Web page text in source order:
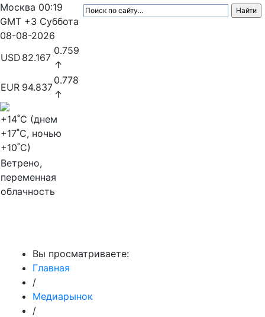
Москва 00:19
GMT +3 Суббота
08-08-2026
USD 82.167
0.759
↑
EUR 94.837
0.778
↑
+14˚C (днем
+17˚C, ночью
+10˚C)
Ветрено,
переменная
облачность
Вы просматриваете:
Главная
/
Медиарынок
/